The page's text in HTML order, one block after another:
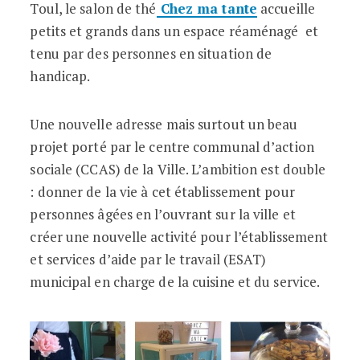
Toul, le salon de thé Chez ma tante accueille
petits et grands dans un espace réaménagé et
tenu par des personnes en situation de
handicap.
Une nouvelle adresse mais surtout un beau
projet porté par le centre communal d’action
sociale (CCAS) de la Ville. L’ambition est double
: donner de la vie à cet établissement pour
personnes âgées en l’ouvrant sur la ville et
créer une nouvelle activité pour l’établissement
et services d’aide par le travail (ESAT)
municipal en charge de la cuisine et du service.